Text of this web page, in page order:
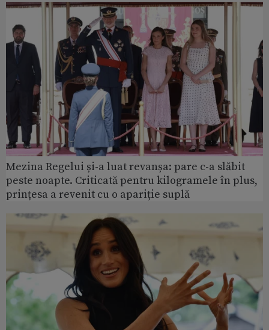
Mezina Regelui și-a luat revanșa: pare c-a slăbit
peste noapte. Criticată pentru kilogramele în plus,
prințesa a revenit cu o apariție suplă